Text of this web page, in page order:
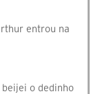
entrou na
o dedinho